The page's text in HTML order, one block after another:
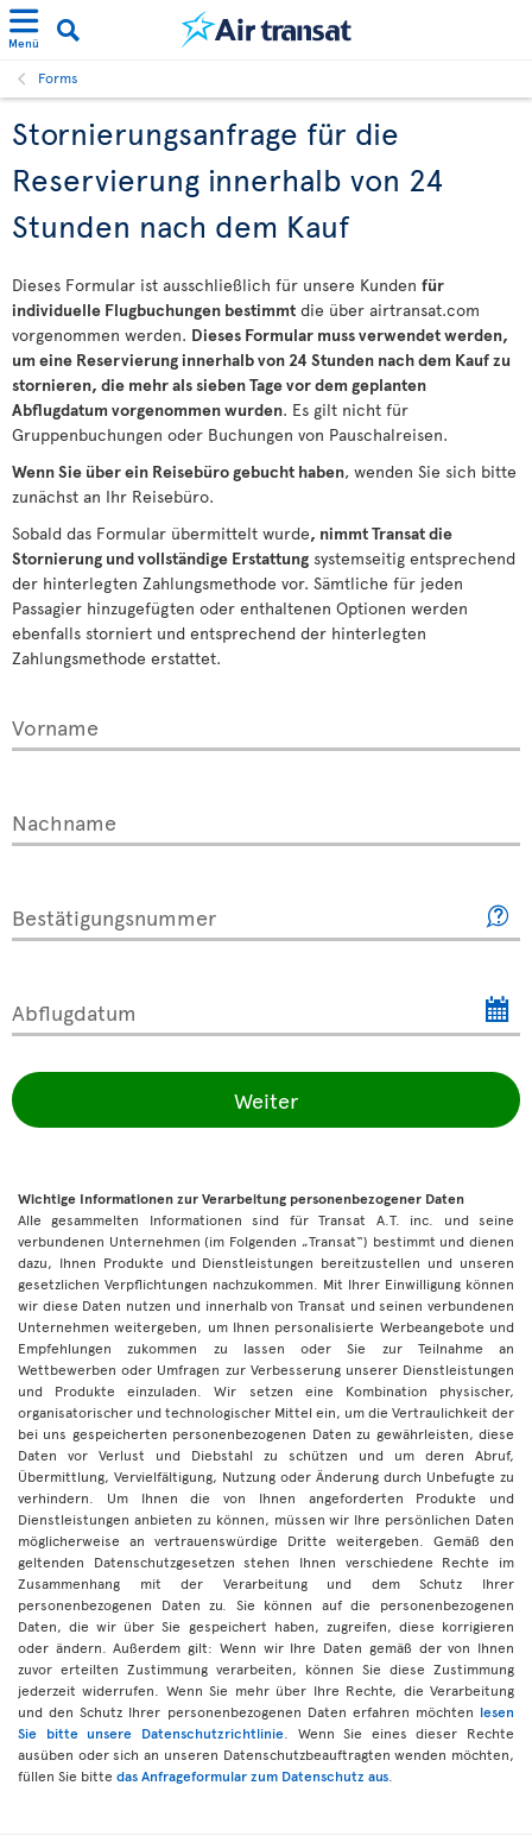
Menü
Forms
Stornierungsanfrage für die
Reservierung innerhalb von 24
Stunden nach dem Kauf
Dieses Formular ist ausschließlich für unsere Kunden für
individuelle Flugbuchungen bestimmt die über airtransat.com
vorgenommen werden. Dieses Formular muss verwendet werden,
um eine Reservierung innerhalb von 24 Stunden nach dem Kauf zu
stornieren, die mehr als sieben Tage vor dem geplanten
Abflugdatum vorgenommen wurden. Es gilt nicht für
Gruppenbuchungen oder Buchungen von Pauschalreisen.
Wenn Sie über ein Reisebüro gebucht haben, wenden Sie sich bitte
zunächst an Ihr Reisebüro.
Sobald das Formular übermittelt wurde, nimmt Transat die
Stornierung und vollständige Erstattung systemseitig entsprechend
der hinterlegten Zahlungsmethode vor. Sämtliche für jeden
Passagier hinzugefügten oder enthaltenen Optionen werden
ebenfalls storniert und entsprechend der hinterlegten
Zahlungsmethode erstattet.
Vorname
Nachname
Bestätigungsnummer
Abflugdatum
Weiter
Wichtige Informationen zur Verarbeitung personenbezogener Daten
Alle gesammelten Informationen sind für Transat A.T. inc. und seine
verbundenen Unternehmen (im Folgenden „Transat“) bestimmt und dienen
dazu, Ihnen Produkte und Dienstleistungen bereitzustellen und unseren
gesetzlichen Verpflichtungen nachzukommen. Mit Ihrer Einwilligung können
wir diese Daten nutzen und innerhalb von Transat und seinen verbundenen
Unternehmen weitergeben, um Ihnen personalisierte Werbeangebote und
Empfehlungen zukommen zu lassen oder Sie zur Teilnahme an
Wettbewerben oder Umfragen zur Verbesserung unserer Dienstleistungen
und Produkte einzuladen. Wir setzen eine Kombination physischer,
organisatorischer und technologischer Mittel ein, um die Vertraulichkeit der
bei uns gespeicherten personenbezogenen Daten zu gewährleisten, diese
Daten vor Verlust und Diebstahl zu schützen und um deren Abruf,
Übermittlung, Vervielfältigung, Nutzung oder Änderung durch Unbefugte zu
verhindern. Um Ihnen die von Ihnen angeforderten Produkte und
Dienstleistungen anbieten zu können, müssen wir Ihre persönlichen Daten
möglicherweise an vertrauenswürdige Dritte weitergeben. Gemäß den
geltenden Datenschutzgesetzen stehen Ihnen verschiedene Rechte im
Zusammenhang mit der Verarbeitung und dem Schutz Ihrer
personenbezogenen Daten zu. Sie können auf die personenbezogenen
Daten, die wir über Sie gespeichert haben, zugreifen, diese korrigieren
oder ändern. Außerdem gilt: Wenn wir Ihre Daten gemäß der von Ihnen
zuvor erteilten Zustimmung verarbeiten, können Sie diese Zustimmung
jederzeit widerrufen. Wenn Sie mehr über Ihre Rechte, die Verarbeitung
und den Schutz Ihrer personenbezogenen Daten erfahren möchten lesen
Sie bitte unsere Datenschutzrichtlinie. Wenn Sie eines dieser Rechte
ausüben oder sich an unseren Datenschutzbeauftragten wenden möchten,
füllen Sie bitte das Anfrageformular zum Datenschutz aus